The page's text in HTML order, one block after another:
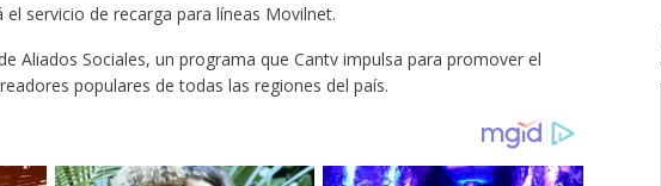
servicio de recarga para líneas Movilnet.
Aliados Sociales, un programa que Cantv impulsa para promover el
populares de todas las regiones del país.